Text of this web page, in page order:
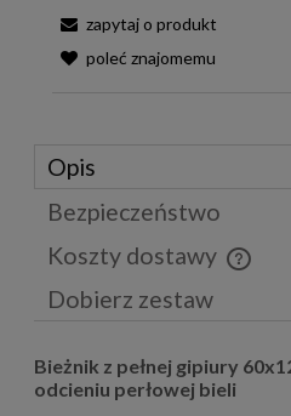
zapytaj o produkt
poleć znajomemu
Opis
Bezpieczeństwo
Koszty dostawy
Cena nie zawiera ewentualnych
Dobierz zestaw
Bieżnik z pełnej gipiury
odcieniu perłowej bieli